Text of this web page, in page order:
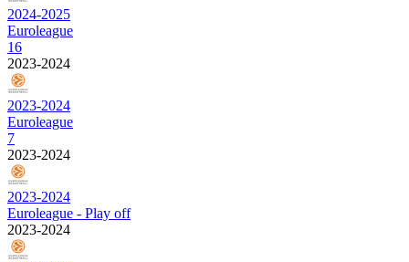
2024-2025
Euroleague
16
2023-2024
2023-2024
Euroleague
7
2023-2024
2023-2024
Euroleague - Play off
2023-2024